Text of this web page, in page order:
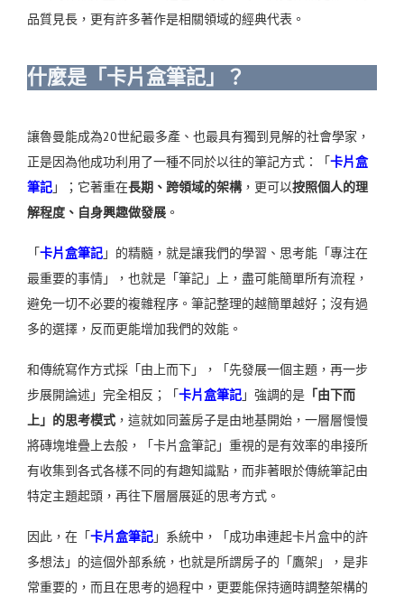
品質見長，更有許多著作是相關領域的經典代表。
什麼是「卡片盒筆記」？
讓魯曼能成為20世紀最多產、也最具有獨到見解的社會學家，
正是因為他成功利用了一種不同於以往的筆記方式：
「卡片盒
筆記」； 它著重在長期、跨領域的架構，更可以按照個人的理
解程度、 自身興趣做發展 。
「卡片盒筆記」的精髓，就是讓我們的學習、思考能「專注在
最重要的事情」，也就是「筆記」上， 盡可能簡單所有流程，
避免一切不必要的複雜程序。 筆記整理的越簡單越好；沒有過
多的選擇，反而更能增加我們的效能。
和傳統寫作方式採「由上而下」，「先發展一個主題，再一步
步展開論述」完全相反；「卡片盒筆記」強調的是 「由下而
上」的思考模式 ，這就如同蓋房子是由地基開始，一層層慢慢
將磚塊堆疊上去般，「卡片盒筆記」重視的是有效率的串接所
有收集到各式各樣不同的有趣知識點，而非著眼於傳統筆記由
特定主題起頭，再往下層層展延的思考方式。
因此，在「卡片盒筆記」系統中，「成功串連起卡片盒中的許
多想法」的這個外部系統，也就是所謂房子的 「鷹架」， 是非
常重要的，而且在思考的過程中，更要能保持適時調整架構的